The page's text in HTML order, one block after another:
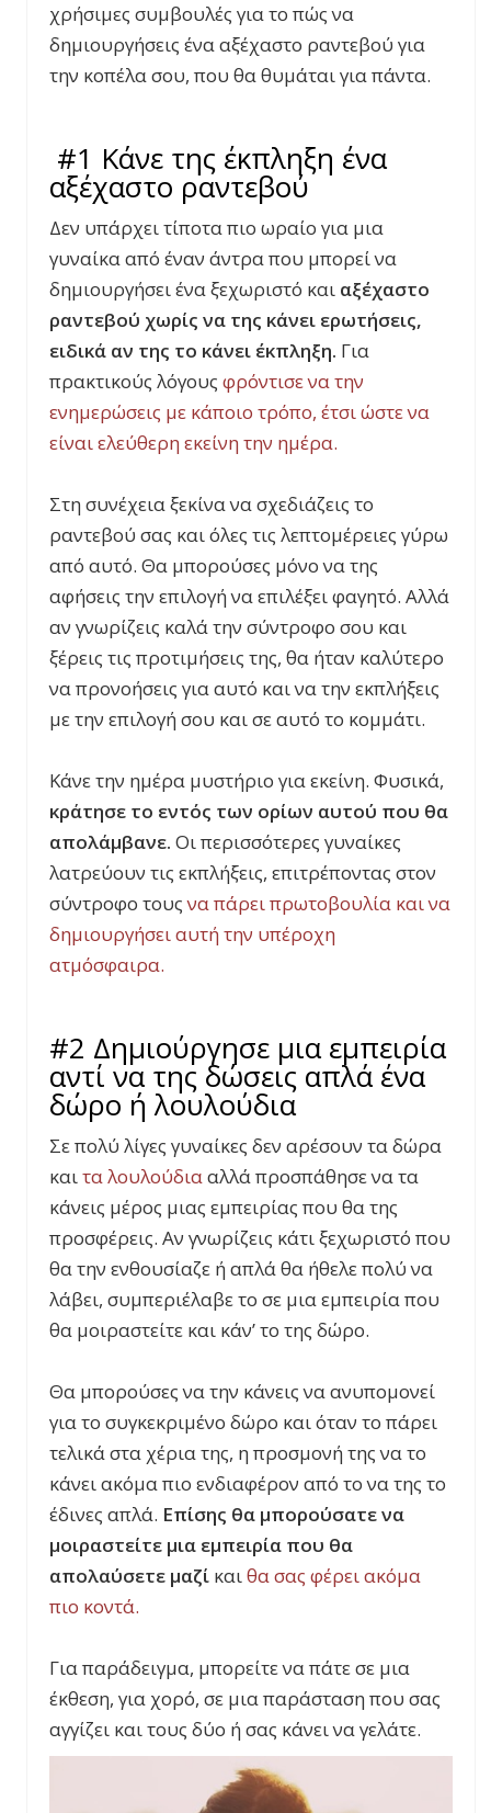
χρήσιμες συμβουλές για το πώς να
δημιουργήσεις ένα αξέχαστο ραντεβού για
την κοπέλα σου, που θα θυμάται για πάντα.
#1 Κάνε της έκπληξη ένα
αξέχαστο ραντεβού
Δεν υπάρχει τίποτα πιο ωραίο για μια
γυναίκα από έναν άντρα που μπορεί να
δημιουργήσει ένα ξεχωριστό και αξέχαστο
ραντεβού χωρίς να της κάνει ερωτήσεις,
ειδικά αν της το κάνει έκπληξη. Για
πρακτικούς λόγους φρόντισε να την
ενημερώσεις με κάποιο τρόπο, έτσι ώστε να
είναι ελεύθερη εκείνη την ημέρα.
Στη συνέχεια ξεκίνα να σχεδιάζεις το
ραντεβού σας και όλες τις λεπτομέρειες γύρω
από αυτό. Θα μπορούσες μόνο να της
αφήσεις την επιλογή να επιλέξει φαγητό. Αλλά
αν γνωρίζεις καλά την σύντροφο σου και
ξέρεις τις προτιμήσεις της, θα ήταν καλύτερο
να προνοήσεις για αυτό και να την εκπλήξεις
με την επιλογή σου και σε αυτό το κομμάτι.
Κάνε την ημέρα μυστήριο για εκείνη. Φυσικά,
κράτησε το εντός των ορίων αυτού που θα
απολάμβανε. Οι περισσότερες γυναίκες
λατρεύουν τις εκπλήξεις, επιτρέποντας στον
σύντροφο τουςνα πάρει πρωτοβουλία και να
δημιουργήσει αυτή την υπέροχη
ατμόσφαιρα.
#2 Δημιούργησε μια εμπειρία
αντί να της δώσεις απλά ένα
δώρο ή λουλούδια
Σε πολύ λίγες γυναίκες δεν αρέσουν τα δώρα
καιτα λουλούδιααλλά προσπάθησε να τα
κάνεις μέρος μιας εμπειρίας που θα της
προσφέρεις. Αν γνωρίζεις κάτι ξεχωριστό που
θα την ενθουσίαζε ή απλά θα ήθελε πολύ να
λάβει, συμπεριέλαβε το σε μια εμπειρία που
θα μοιραστείτε και κάν’ το της δώρο.
Θα μπορούσες να την κάνεις να ανυπομονεί
για το συγκεκριμένο δώρο και όταν το πάρει
τελικά στα χέρια της, η προσμονή της να το
κάνει ακόμα πιο ενδιαφέρον από το να της το
έδινες απλά. Επίσης θα μπορούσατε να
μοιραστείτε μια εμπειρία που θα
απολαύσετε μαζί καιθα σας φέρει ακόμα
πιο κοντά.
Για παράδειγμα, μπορείτε να πάτε σε μια
έκθεση, για χορό, σε μια παράσταση που σας
αγγίζει και τους δύο ή σας κάνει να γελάτε.